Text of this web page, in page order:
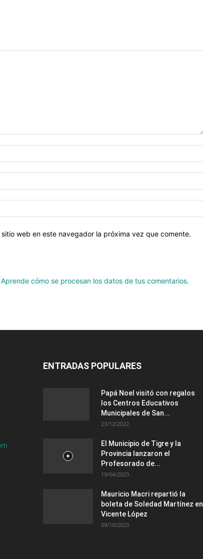
web en este navegador la próxima vez que comente.
Aprende cómo se procesan los datos de tus comentarios.
ENTRADAS POPULARES
Papá Noel visitó con regalos
los Centros Educativos
Municipales de San...
23/12/2022
El Municipio de Tigre y la
Provincia lanzaron el
Profesorado de...
19/04/2023
Mauricio Macri repartió la
boleta de Soledad Martínez en
Vicente López
09/10/2023